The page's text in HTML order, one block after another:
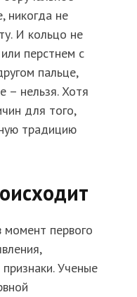
никогда не
И кольцо не
перстнем с
пальце,
– нельзя. Хотя
для того,
традицию
первого
Ученые